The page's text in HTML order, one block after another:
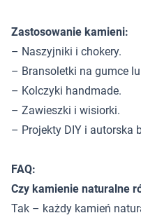
Zastosowanie kamieni:
– Naszyjniki i chokery.
– Bransoletki na gumce
– Kolczyki handmade.
– Zawieszki i wisiorki.
– Projekty DIY i autorska
FAQ:
Czy kamienie naturalne
Tak – każdy kamień